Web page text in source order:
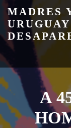
content
MADRES
A